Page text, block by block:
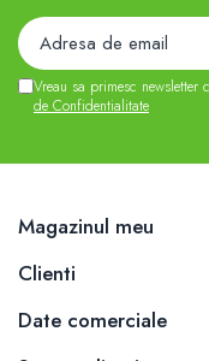
Vreau sa primesc
de Confidentialitate
Magazinul meu
Clienti
Date comerciale